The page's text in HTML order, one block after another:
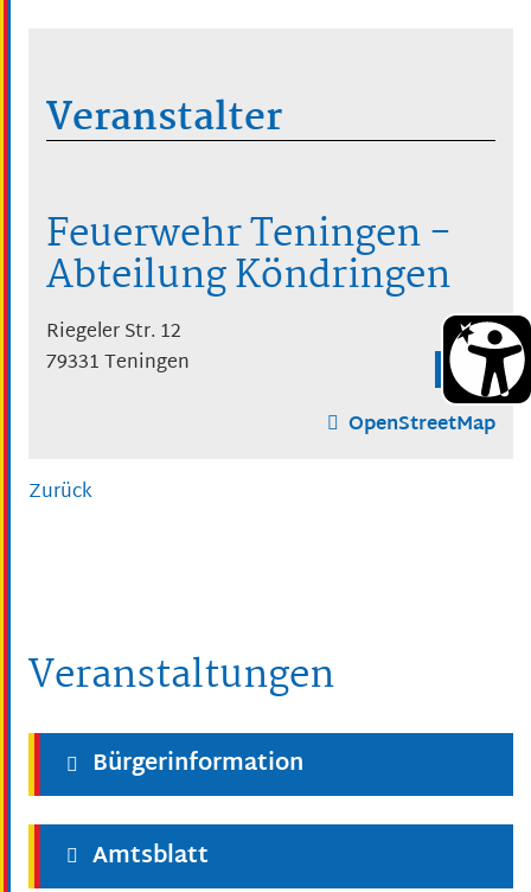
Veranstalter
Feuerwehr Teningen -
Abteilung Köndringen
Riegeler Str. 12
79331 Teningen
OpenStreetMap
Zurück
Veranstaltungen
Bürgerinformation
Amtsblatt